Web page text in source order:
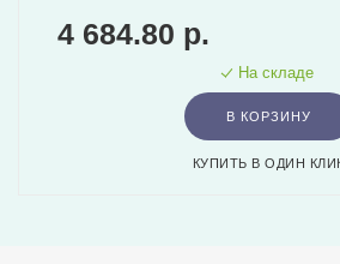
4 684.80 р.
На складе
В КОРЗИНУ
КУПИТЬ В ОДИН